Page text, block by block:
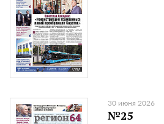
30 июня 2026
№25